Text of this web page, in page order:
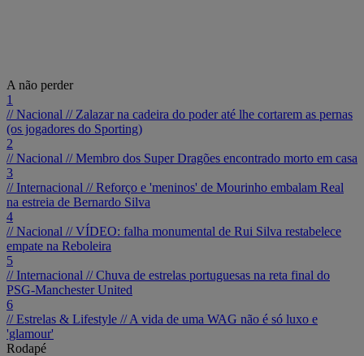
A não perder
1
// Nacional // Zalazar na cadeira do poder até lhe cortarem as pernas
(os jogadores do Sporting)
2
// Nacional //Membro dos Super Dragões encontrado morto em casa
3
// Internacional //Reforço e 'meninos' de Mourinho embalam Real
na estreia de Bernardo Silva
4
// Nacional //VÍDEO: falha monumental de Rui Silva restabelece
empate na Reboleira
5
// Internacional //Chuva de estrelas portuguesas na reta final do
PSG-Manchester United
6
// Estrelas & Lifestyle //A vida de uma WAG não é só luxo e
'glamour'
Rodapé